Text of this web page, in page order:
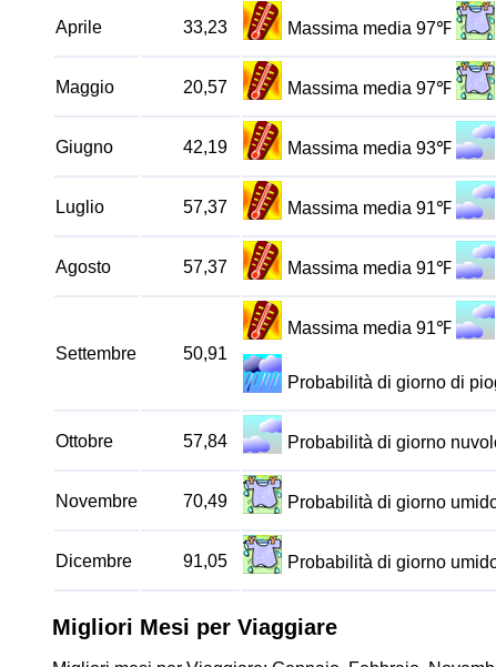
Aprile 33,23 Massima media 97℉
Maggio 20,57 Massima media 97℉
Giugno 42,19 Massima media 93℉
Luglio 57,37 Massima media 91℉
Agosto 57,37 Massima media 91℉
Settembre 50,91
Massima media 91℉
Probabilità di giorno di
Ottobre 57,84 Probabilità di giorno
Novembre 70,49 Probabilità di giorno
Dicembre 91,05 Probabilità di giorno
Migliori Mesi per Viaggiare